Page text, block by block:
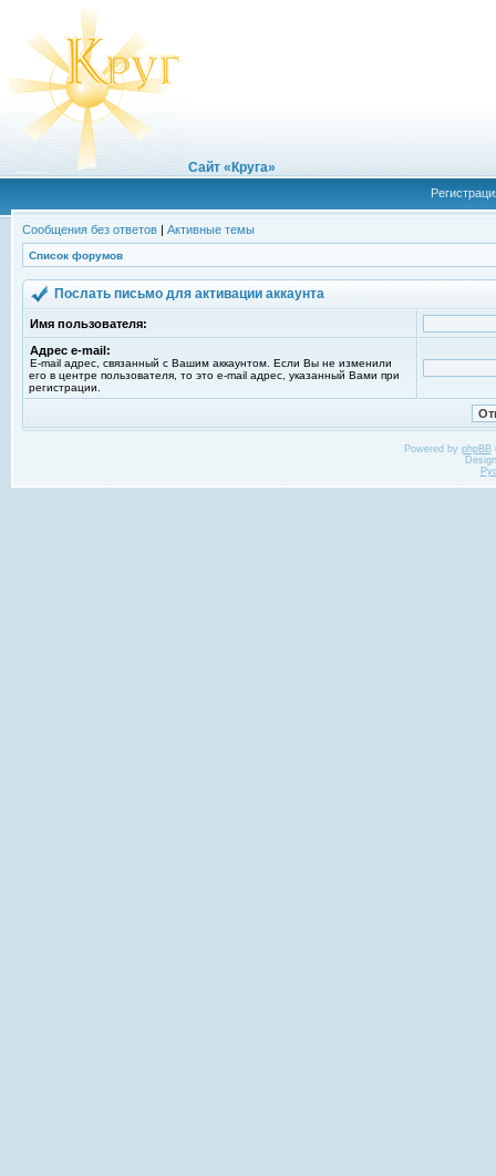
Сайт «Круга»
Сообщения без ответов | Активные темы
Список форумов
Послать письмо для активации аккаунта
Имя пользователя:
Адрес e-mail:
E-mail адрес, связанный с Вашим аккаунтом. Если Вы не изменили
его в центре пользователя, то это e-mail адрес, указанный Вами при
регистрации.
Powered by phpBB